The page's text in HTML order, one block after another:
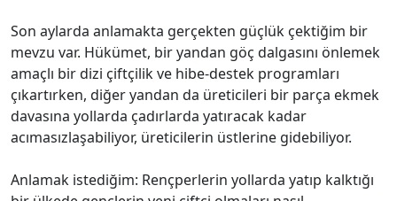
Son aylarda anlamakta gerçekten güçlük çektiğim bir
mevzu var. Hükümet, bir yandan göç dalgasını önlemek
amaçlı bir dizi çiftçilik ve hibe-destek programları
çıkartırken, diğer yandan da üreticileri bir parça ekmek
davasına yollarda çadırlarda yatıracak kadar
acımasızlaşabiliyor, üreticilerin üstlerine gidebiliyor.
Anlamak istediğim: Rençperlerin yollarda yatıp kalktığı